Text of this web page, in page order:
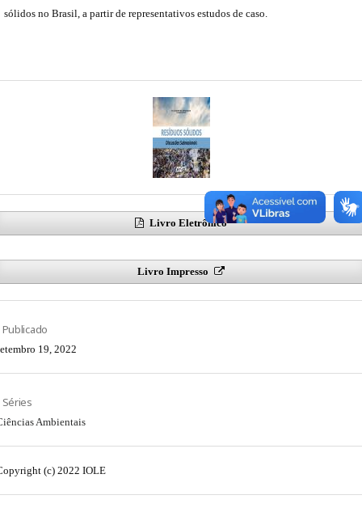
sólidos no Brasil, a partir de representativos estudos de caso.
Livro Eletrônico
Livro Impresso
Publicado
19, 2022
Séries
Ambientais
(c) 2022 IOLE